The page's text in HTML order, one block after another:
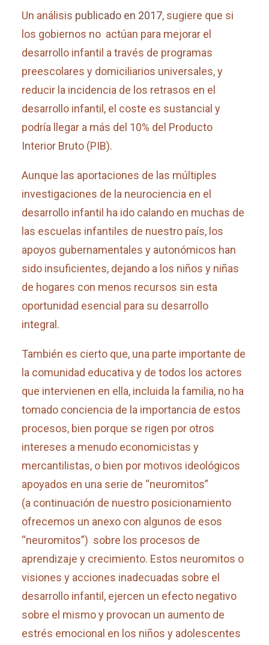
Un análisis publicado en 2017, sugiere que si
los gobiernos no actúan para mejorar el
desarrollo infantil a través de programas
preescolares y domiciliarios universales, y
reducir la incidencia de los retrasos en el
desarrollo infantil, el coste es sustancial y
podría llegar a más del 10% del Producto
Interior Bruto (PIB).
Aunque las aportaciones de las múltiples
investigaciones de la neurociencia en el
desarrollo infantil ha ido calando en muchas de
las escuelas infantiles de nuestro país, los
apoyos gubernamentales y autonómicos han
sido insuficientes, dejando a los niños y niñas
de hogares con menos recursos sin esta
oportunidad esencial para su desarrollo
integral.
También es cierto que, una parte importante de
la comunidad educativa y de todos los actores
que intervienen en ella, incluida la familia, no ha
tomado conciencia de la importancia de estos
procesos, bien porque se rigen por otros
intereses a menudo economicistas y
mercantilistas, o bien por motivos ideológicos
apoyados en una serie de “neuromitos”
(a continuación de nuestro posicionamiento
ofrecemos un anexo con algunos de esos
“neuromitos”) sobre los procesos de
aprendizaje y crecimiento. Estos neuromitos o
visiones y acciones inadecuadas sobre el
desarrollo infantil, ejercen un efecto negativo
sobre el mismo y provocan un aumento de
estrés emocional en los niños y adolescentes